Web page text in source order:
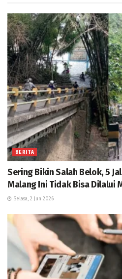
BERITA
Sering Bikin Salah Belok, 5
Malang Ini Tidak Bisa Dilalui
Selasa, 2 Jun 2026